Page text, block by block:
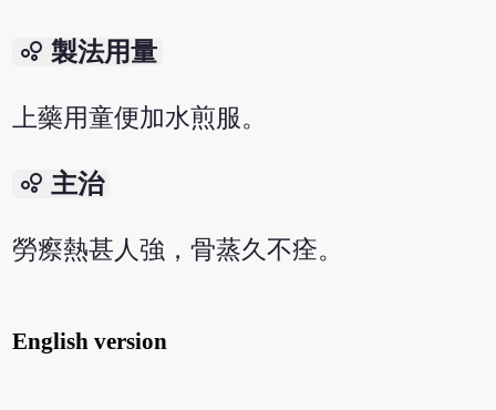
bubble_chart 製法用量
上藥用童便加水煎服。
bubble_chart 主治
勞瘵熱甚人強，骨蒸久不痊。
English version